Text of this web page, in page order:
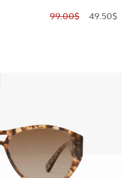
$99.00 $49.50